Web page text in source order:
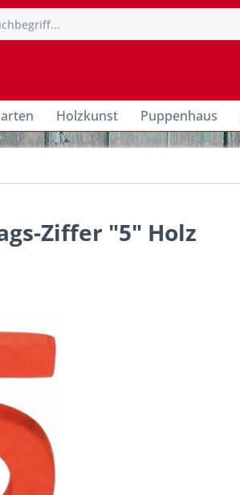
Holzkunst Puppenhaus
Ziffer "5" Holz